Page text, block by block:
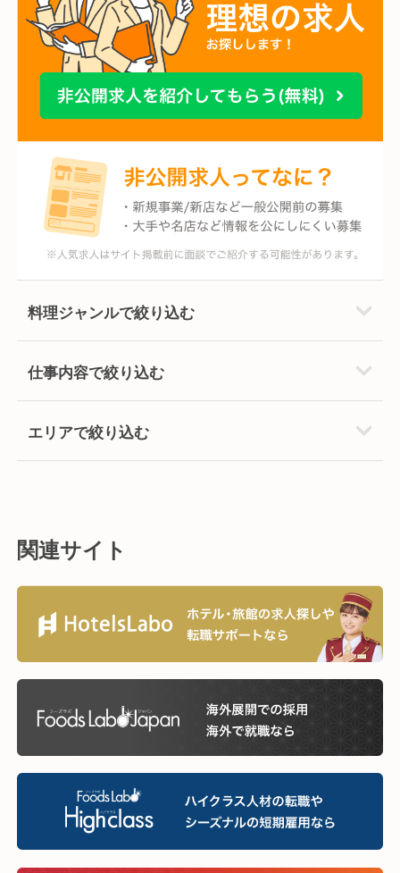
料理ジャンルで絞り込む
仕事内容で絞り込む
エリアで絞り込む
関連サイト